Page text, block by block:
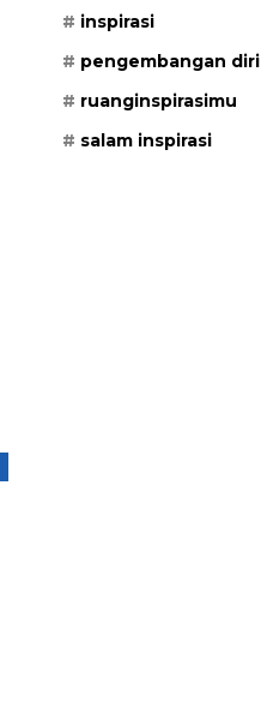
inspirasi
pengembangan diri
ruanginspirasimu
salam inspirasi